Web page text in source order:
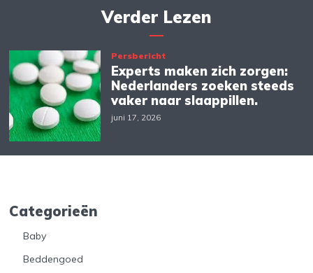
Verder Lezen
Persbericht
Experts maken zich zorgen:
Nederlanders zoeken steeds
vaker naar slaappillen.
juni 17, 2026
Categorieën
Baby
Beddengoed